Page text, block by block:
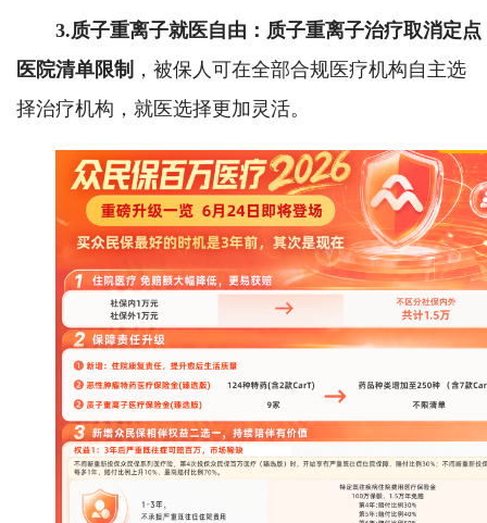
3.质子重离子就医自由：质子重离子治疗取消定点
医院清单限制 ，被保人可在全部合规医疗机构自主选
择治疗机构，就医选择更加灵活。